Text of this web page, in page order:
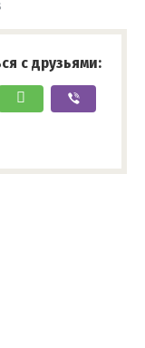
с друзьями: